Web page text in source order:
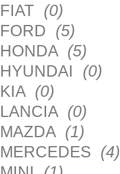
FIAT (0)
FORD (5)
HONDA (5)
HYUNDAI (0)
KIA (0)
LANCIA (0)
MAZDA (1)
MERCEDES (4)